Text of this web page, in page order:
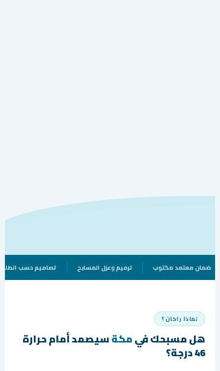
ضمان معتمد مكتوب ترميم وعزل المسابح تصاميم حسب الطلب
لماذا راكان؟
هل مسبحك فيمكةسيصمد أمام حرارة
46 درجة؟